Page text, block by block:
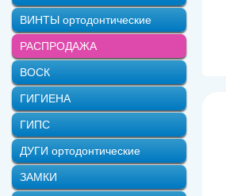
ВИНТЫ ортодонтические
РАСПРОДАЖА
ВОСК
ГИГИЕНА
ГИПС
ДУГИ ортодонтические
ЗАМКИ